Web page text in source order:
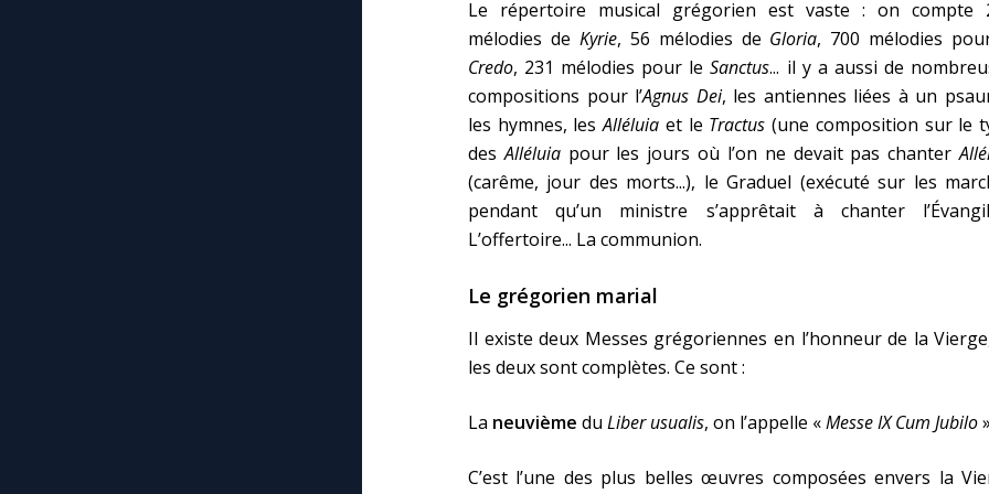
Le répertoire musical grégorien est vaste : on compte
mélodies de Kyrie, 56 mélodies de Gloria, 700 mélodies
Credo, 231 mélodies pour leSanctus... il y a aussi de
compositions pour l’Agnus Dei, les antiennes liées à un
les hymnes, lesAlléluia et le Tractus (une composition sur le
desAlléluiapour les jours où l’on ne devait pas chanter
(carême, jour des morts...), le Graduel (exécuté sur les
pendant qu’un ministre s’apprêtait à chanter
L’offertoire... La communion.
Le grégorien marial
Il existe deux Messes grégoriennes en l’honneur de la
les deux sont complètes. Ce sont :
La neuvième du Liber usualis, on l’appelle «Messe IX Cum Jubilo
C’est l’une des plus belles œuvres composées envers la